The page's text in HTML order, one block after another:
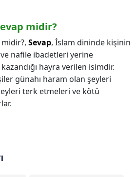
midir?
Sevap, İslam dininde kişinin
nafile ibadetleri yerine
hayra verilen isimdir.
günahı haram olan şeyleri
terk etmeleri ve kötü